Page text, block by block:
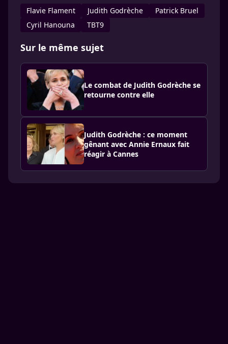
Flavie Flament
Judith Godrèche
Patrick Bruel
Cyril Hanouna
TBT9
Sur le même sujet
Le combat de Judith Godrèche se
retourne contre elle
Judith Godrèche : ce moment
gênant avec Annie Ernaux fait
réagir à Cannes